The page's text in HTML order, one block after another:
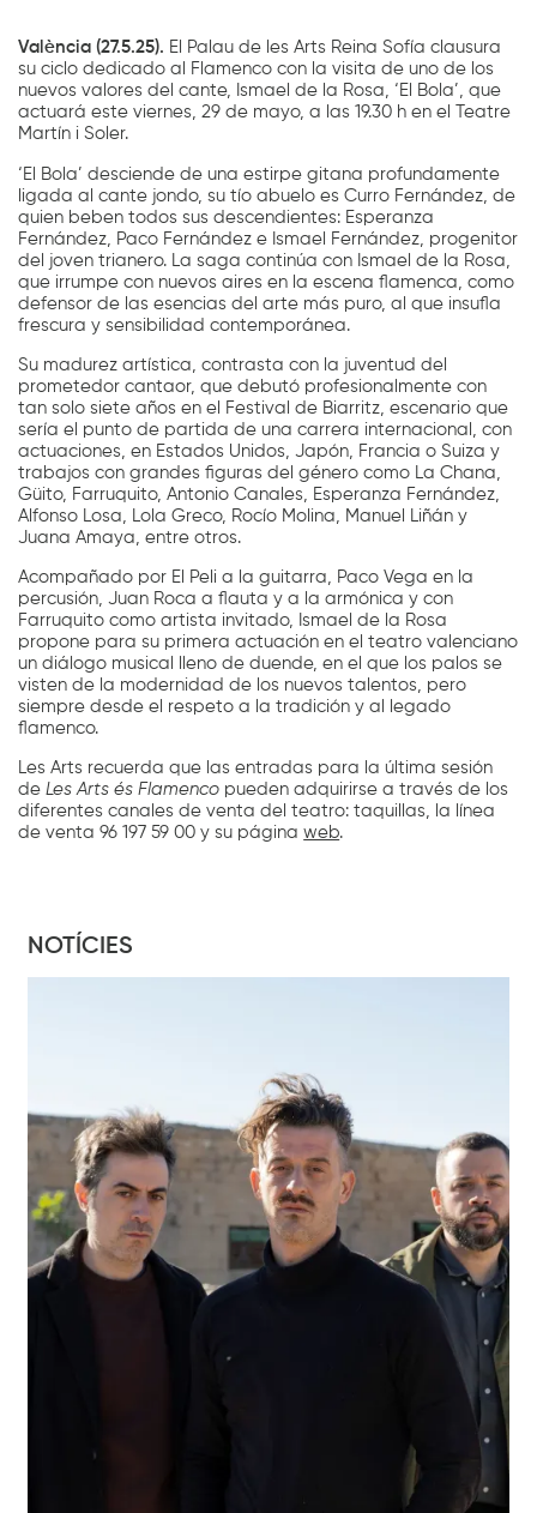
València (27.5.25). El Palau de les Arts Reina Sofía clausura
su ciclo dedicado al Flamenco con la visita de uno de los
nuevos valores del cante, Ismael de la Rosa, ‘El Bola’, que
actuará este viernes, 29 de mayo, a las 19.30 h en el Teatre
Martín i Soler.
‘El Bola’ desciende de una estirpe gitana profundamente
ligada al cante jondo, su tío abuelo es Curro Fernández, de
quien beben todos sus descendientes: Esperanza
Fernández, Paco Fernández e Ismael Fernández, progenitor
del joven trianero. La saga continúa con Ismael de la Rosa,
que irrumpe con nuevos aires en la escena flamenca, como
defensor de las esencias del arte más puro, al que insufla
frescura y sensibilidad contemporánea.
Su madurez artística, contrasta con la juventud del
prometedor cantaor, que debutó profesionalmente con
tan solo siete años en el Festival de Biarritz, escenario que
sería el punto de partida de una carrera internacional, con
actuaciones, en Estados Unidos, Japón, Francia o Suiza y
trabajos con grandes figuras del género como La Chana,
Güito, Farruquito, Antonio Canales, Esperanza Fernández,
Alfonso Losa, Lola Greco, Rocío Molina, Manuel Liñán y
Juana Amaya, entre otros.
Acompañado por El Peli a la guitarra, Paco Vega en la
percusión, Juan Roca a flauta y a la armónica y con
Farruquito como artista invitado, Ismael de la Rosa
propone para su primera actuación en el teatro valenciano
un diálogo musical lleno de duende, en el que los palos se
visten de la modernidad de los nuevos talentos, pero
siempre desde el respeto a la tradición y al legado
flamenco.
Les Arts recuerda que las entradas para la última sesión
deLes Arts és Flamenco pueden adquirirse a través de los
diferentes canales de venta del teatro: taquillas, la línea
de venta 96 197 59 00 y su páginaweb.
NOTÍCIES